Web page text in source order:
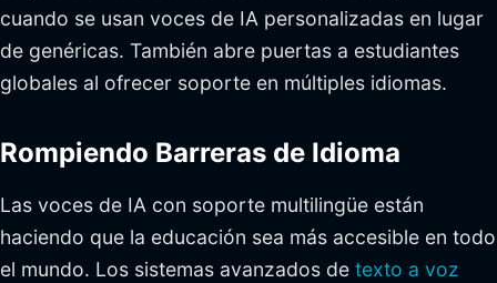
cuando se usan voces de IA personalizadas en lugar
de genéricas. También abre puertas a estudiantes
globales al ofrecer soporte en múltiples idiomas.
Rompiendo Barreras de Idioma
Las voces de IA con soporte multilingüe están
haciendo que la educación sea más accesible en todo
el mundo. Los sistemas avanzados de texto a voz